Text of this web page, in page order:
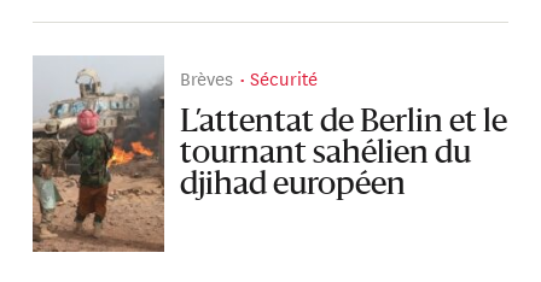
Brèves Sécurité
L’attentat de Berlin et le
tournant sahélien du
djihad européen